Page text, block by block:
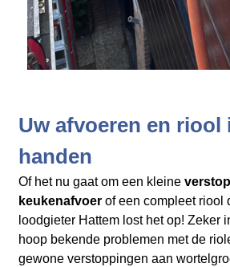
Uw afvoeren en riool
handen
Of het nu gaat om een kleine
keukenafvoerof een compleet riool
loodgieter Hattem lost het op! Zeker
hoop bekende problemen met de
gewone verstoppingen aan